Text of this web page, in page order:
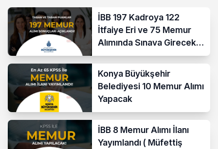
İBB 197 Kadroya 122
İtfaiye Eri ve 75 Memur
Alımında Sınava Girecek
712 Aday Belli Oldu
Konya Büyükşehir
Belediyesi 10 Memur Alımı
Yapacak
İBB 8 Memur Alımı İlanı
Yayımlandı ( Müfettiş